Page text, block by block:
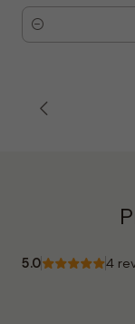
Quantity
5.0 4